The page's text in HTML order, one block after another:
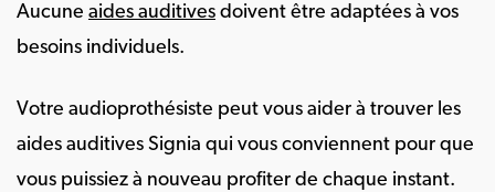
Aucune aides auditives doivent être adaptées à vos
besoins individuels.
Votre audioprothésiste peut vous aider à trouver les
aides auditives Signia qui vous conviennent pour que
vous puissiez à nouveau profiter de chaque instant.